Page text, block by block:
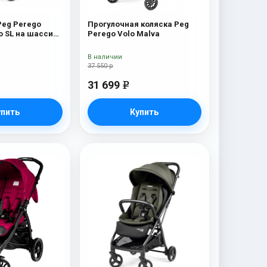
Perego
SL на шасси
Прогулочная коляска Peg
Perego Volo Malva
37 550 р
31 699 e
Купить
В наличии